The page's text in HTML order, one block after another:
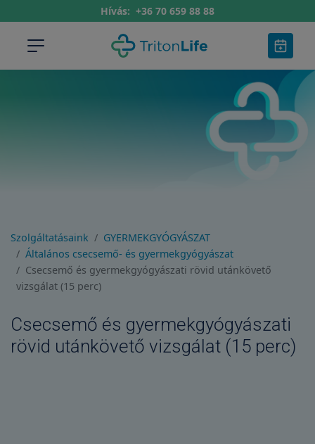
Hívás: +36 70 659 88 88
Szolgáltatásaink
GYERMEKGYÓGYÁSZAT
Általános csecsemő- és gyermekgyógyászat
Csecsemő és gyermekgyógyászati rövid utánkövető
vizsgálat (15 perc)
Csecsemő és gyermekgyógyászati
rövid utánkövető vizsgálat (15 perc)